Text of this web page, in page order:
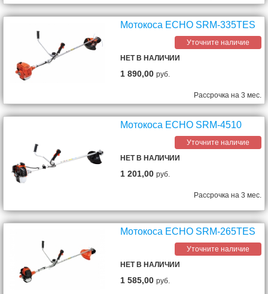
Мотокоса ECHO SRM-335TES
Уточните наличие
НЕТ В НАЛИЧИИ
1 890,00руб.
Рассрочка на 3 мес.
Мотокоса ECHO SRM-4510
Уточните наличие
НЕТ В НАЛИЧИИ
1 201,00руб.
Рассрочка на 3 мес.
Мотокоса ECHO SRM-265TES
Уточните наличие
НЕТ В НАЛИЧИИ
1 585,00руб.